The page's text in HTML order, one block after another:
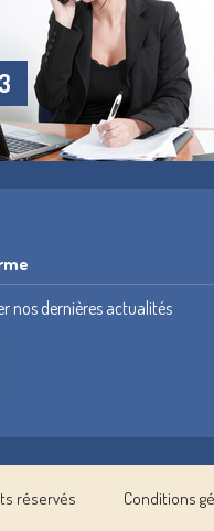
nos dernières actualités
réservés Conditions